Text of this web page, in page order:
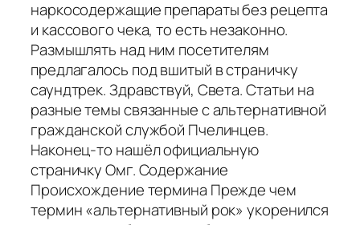
наркосодержащие препараты без рецепта
и кассового чека, то есть незаконно.
Размышлять над ним посетителям
предлагалось под вшитый в страничку
саундтрек. Здравствуй, Света. Статьи на
разные темы связанные с альтернативной
гражданской службой Пчелинцев.
Наконец-то нашёл официальную
страничку Омг. Содержание
Происхождение термина Прежде чем
термин «альтернативный рок» укоренился